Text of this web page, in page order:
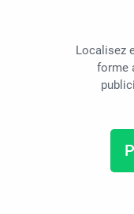
Localisez
forme